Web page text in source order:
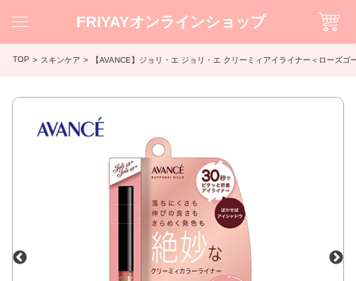
FRIYAYオンラインショップ
TOP スキンケア 【AVANCE】ジョリ・エ ジョリ・エ クリーミィアイライナー＜ローズゴ